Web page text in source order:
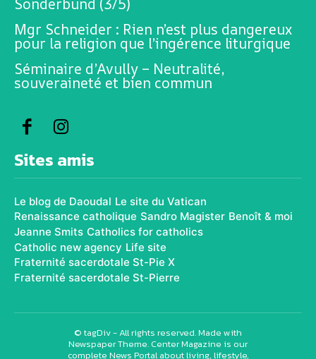
Mgr Schneider : Rien n’est plus dangereux
pour la religion que l’ingérence liturgique
Séminaire d’Avully – Neutralité,
souveraineté et bien commun
Sites amis
Le blog de Daoudal Le site du Vatican
Renaissance catholique Sandro Magister Benoît & moi
Jeanne Smits Catholics for catholics
Catholic new agency Life site
Fraternité sacerdotale St-Pie X
Fraternité sacerdotale St-Pierre
© tagDiv - All rights reserved. Made with
Newspaper Theme. Center Magazine is our
complete News Portal about living, lifestyle,